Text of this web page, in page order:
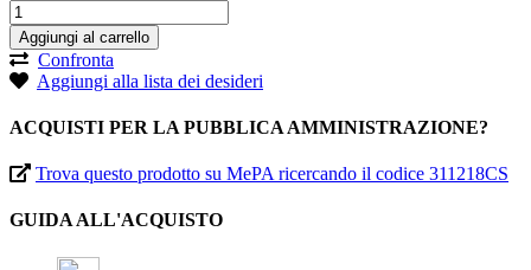
Aggiungi al carrello
Confronta
Aggiungi alla lista dei desideri
ACQUISTI PER LA PUBBLICA AMMINISTRAZIONE?
Trova questo prodotto su MePA ricercando il codice 311218CS
GUIDA ALL'ACQUISTO